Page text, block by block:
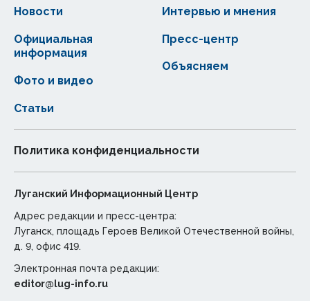
Новости
Статьи
Официальная
информация
Интервью и мнения
Фото и видео
Пресс-центр
Объясняем
Политика конфиденциальности
Луганский Информационный Центр
Адрес редакции и пресс-центра:
Луганск, площадь Героев Великой Отечественной войны,
д. 9, офис 419.
Электронная почта редакции:
editor@lug-info.ru